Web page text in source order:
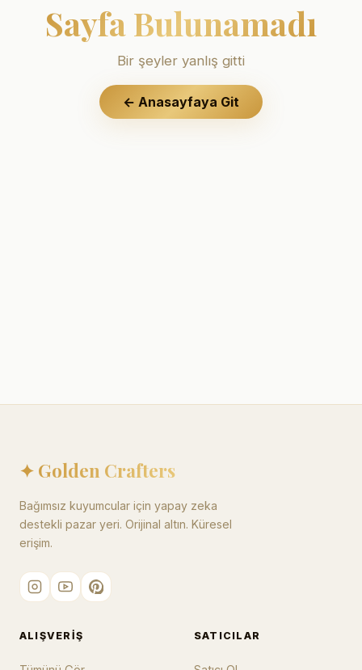
Sayfa Bulunamadı
Bir şeyler yanlış gitti
← Anasayfaya Git
✦ Golden Crafters
Bağımsız kuyumcular için yapay zeka
destekli pazar yeri. Orijinal altın. Küresel
erişim.
ALIŞVERIŞ SATICILAR